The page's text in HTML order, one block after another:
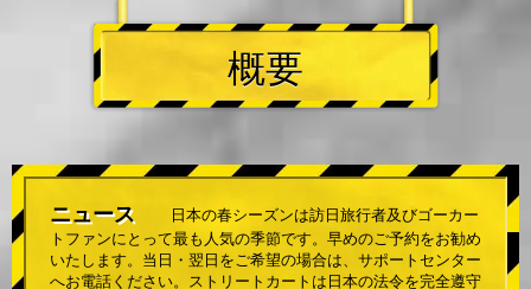
概要
ニュース
日本の春シーズンは訪日旅行者及びゴーカー
トファンにとって最も人気の季節です。早めのご予約をお勧め
いたします。当日・翌日をご希望の場合は、サポートセンター
へお電話ください。ストリートカートは日本の法令を完全遵守